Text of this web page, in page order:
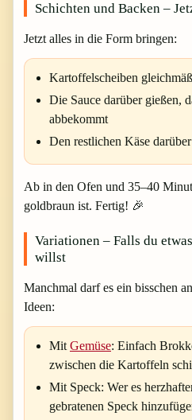
Schichten und Backen –
Jetzt alles in die Form bringen:
Kartoffelscheiben
Die Sauce darüber gießen,
abbekommt
Den restlichen Käse
Ab in den Ofen und 35–40
goldbraun ist. Fertig! 🎉
Variationen – Falls du
willst
Manchmal darf es ein bisschen
Ideen:
Mit Gemüse: Einfach
zwischen die Kartoffeln
Mit Speck: Wer es
gebratenen Speck